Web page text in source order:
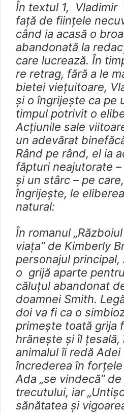
În textul 1, Vladimir
față de ființele
când ia acasă o
abandonată la
care lucrează. În
re retrag, fără a le
bietei viețuitoare,
și o îngrijește ca pe
timpul potrivit o
Acțiunile sale
un adevărat
Rând pe rând, el ia
făpturi neajutorate
și un stârc – pe
îngrijește, le
natural:
În romanul
viața” de Kimberly
personajul
o grijă aparte pentru
căluțul abandonat
doamnei Smith.
doi va fi ca o
primește toată grija
hrănește și îl țesală,
animalul îi redă Adei
încrederea în
Ada „se vindecă”
trecutului, iar
sănătatea și